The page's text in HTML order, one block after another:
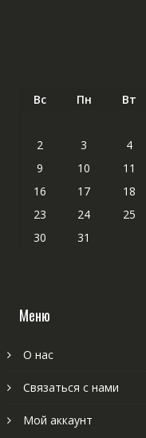
Вс Пн Вт
2
3 4
9
10 11
16
17 18
23
24 25
30
31
Меню
О нас
Связаться с нами
Мой аккаунт